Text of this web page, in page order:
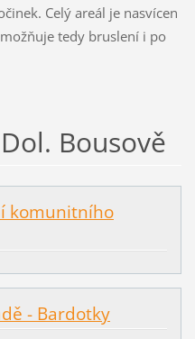
Celý areál je nasvícen
tedy bruslení i po
Bousově
komunitního
- Bardotky